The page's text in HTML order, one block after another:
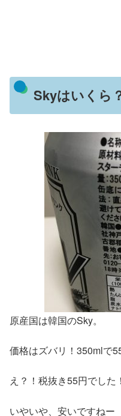
Skyはいくら
原産国は韓国のSky。
価格はズバリ！350mlで
え？！税抜き55円でした！
いやいや、安いですねー